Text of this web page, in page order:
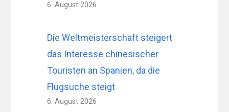
6. August 2026
Die Weltmeisterschaft steigert
das Interesse chinesischer
Touristen an Spanien, da die
Flugsuche steigt
6. August 2026